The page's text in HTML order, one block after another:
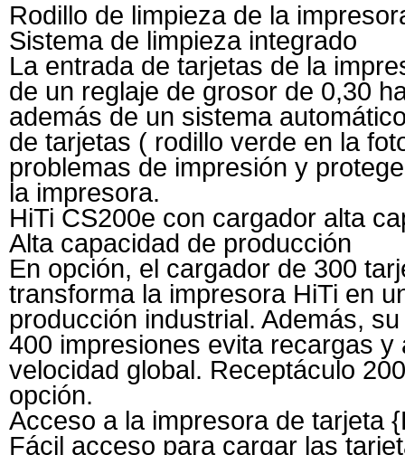
Rodillo de limpieza de la
Sistema de limpieza integrado
La entrada de tarjetas de la
de un reglaje de grosor de 0,30
además de un sistema
de tarjetas ( rodillo verde en la
problemas de impresión y
la impresora.
HiTi CS200e con cargador alta
Alta capacidad de producción
En opción, el cargador de 300
transforma la impresora HiTi en
producción industrial. Además,
400 impresiones evita recargas y
velocidad global. Receptáculo
opción.
Acceso a la impresora de tarjeta
Fácil acceso para cargar las